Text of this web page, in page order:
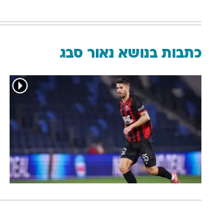
כתבות בנושא נאור סבג